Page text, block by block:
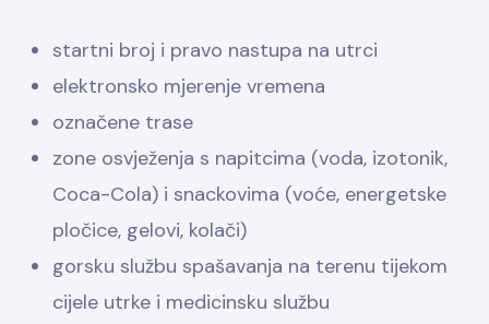
startni broj i pravo nastupa na utrci
elektronsko mjerenje vremena
označene trase
zone osvježenja s napitcima (voda, izotonik,
Coca-Cola) i snackovima (voće, energetske
pločice, gelovi, kolači)
gorsku službu spašavanja na terenu tijekom
cijele utrke i medicinsku službu